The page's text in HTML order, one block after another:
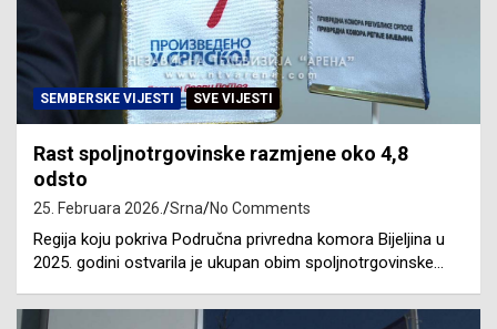
SEMBERSKE VIJESTI SVE VIJESTI
Rast spoljnotrgovinske razmjene oko 4,8
odsto
25. Februara 2026. Srna No Comments
Regija koju pokriva Područna privredna komora Bijeljina u
2025. godini ostvarila je ukupan obim spoljnotrgovinske…